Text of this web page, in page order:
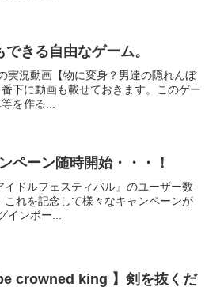
きる自由なゲーム。
実況動画【物に変身？男達の隠れんぼ
下に動画も載せておきます。このゲー
を作る...
ペーン随時開始・・・！
ドルフェスティバル』のユーザー数
れを記念して様々なキャンペーンが
ンボー...
crowned king 】剣を抜くだ